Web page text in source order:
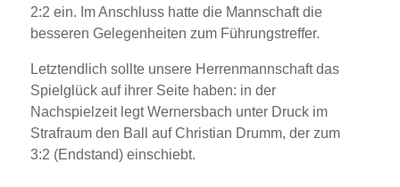
2:2 ein. Im Anschluss hatte die Mannschaft die
besseren Gelegenheiten zum Führungstreffer.
Letztendlich sollte unsere Herrenmannschaft das
Spielglück auf ihrer Seite haben: in der
Nachspielzeit legt Wernersbach unter Druck im
Strafraum den Ball auf Christian Drumm, der zum
3:2 (Endstand) einschiebt.